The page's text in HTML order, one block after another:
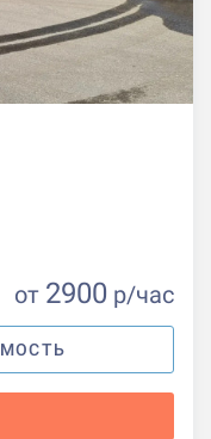
от 2900 р/час